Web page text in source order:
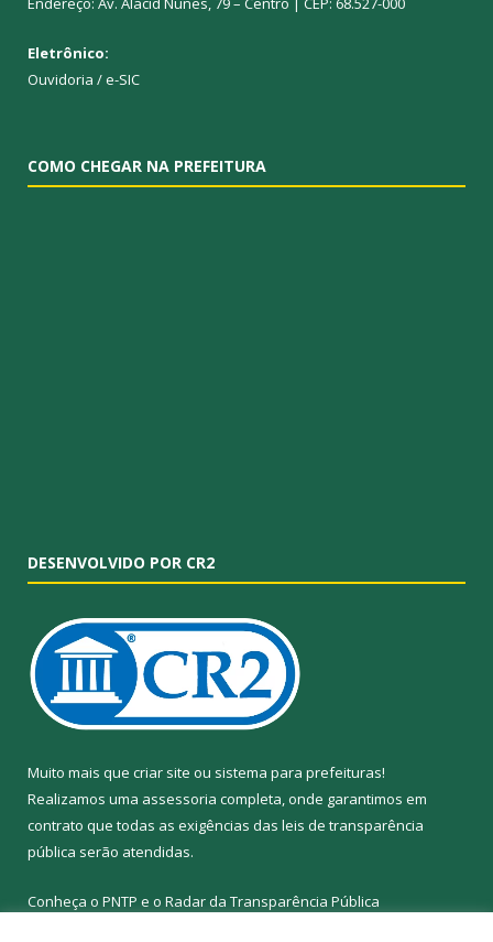
Eletrônico:
Ouvidoria /e-SIC
COMO CHEGAR NA PREFEITURA
DESENVOLVIDO POR CR2
Muito mais que criar site ou sistema para prefeituras!
Realizamos uma assessoria completa, onde garantimos em
contrato que todas as exigências das leis de transparência
pública serão atendidas.
Conheça o PNTP e o Radar da Transparência Pública